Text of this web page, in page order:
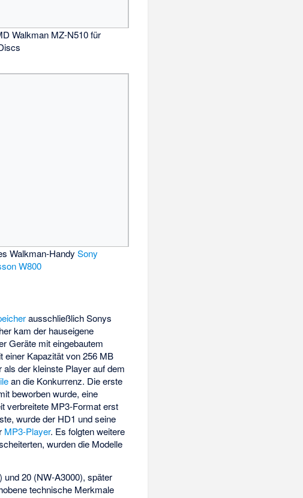
Walkman MZ-N510 für
Walkman-HandySony
W800
ausschließlich Sonys
kam der hauseigene
Geräte mit eingebautem
einer Kapazität von 256 MB
der kleinste Player auf dem
an die Konkurrenz. Die erste
beworben wurde, eine
verbreitete MP3-Format erst
wurde der HD1 und seine
MP3-Player. Es folgten weitere
wurden die Modelle
20 (NW-A3000), später
technische Merkmale